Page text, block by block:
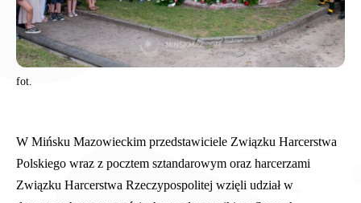
fot.
W Mińsku Mazowieckim przedstawiciele Związku Harcerstwa
Polskiego wraz z pocztem sztandarowym oraz harcerzami
Związku Harcerstwa Rzeczypospolitej wzięli udział w